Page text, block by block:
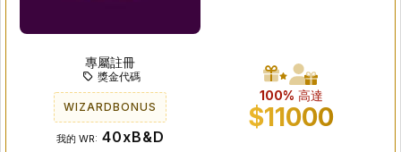
100% 高達
$11000
專屬註冊
獎金代碼
WIZARDBONUS
我的 WR: 40xB&D